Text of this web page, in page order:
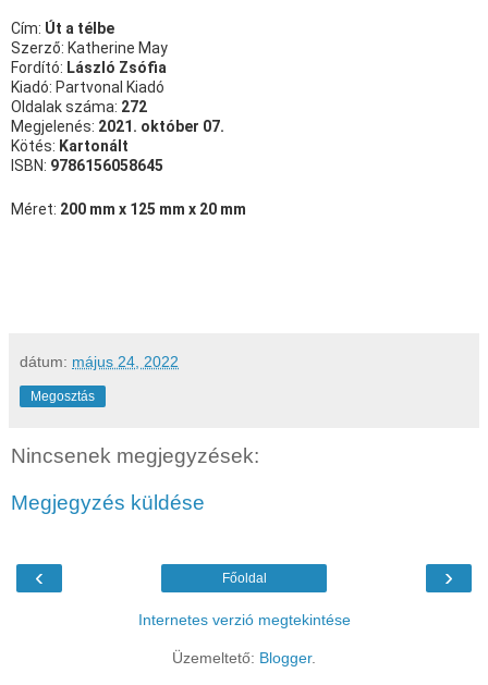
Cím: Út a télbe
Szerző: Katherine May
Fordító: László Zsófia
Kiadó: Partvonal Kiadó
Oldalak száma: 272
Megjelenés: 2021. október 07.
Kötés: Kartonált
ISBN: 9786156058645
Méret: 200 mm x 125 mm x 20 mm
dátum: május 24, 2022
Megosztás
Nincsenek megjegyzések:
Megjegyzés küldése
‹ ›
Főoldal
Internetes verzió megtekintése
Üzemeltető: Blogger.